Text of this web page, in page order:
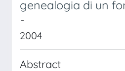
genealogia di un
-
2004
Abstract